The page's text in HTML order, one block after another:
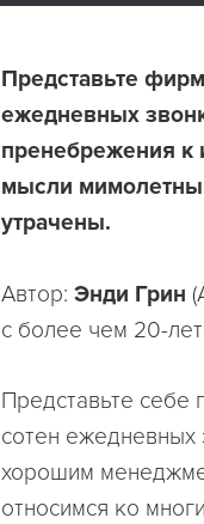
Представьте
ежедневных
пренебрежения к
мысли
утрачены.
Автор: Энди Грин
с более чем 20-
Представьте себе
сотен ежедневных
хорошим
относимся ко